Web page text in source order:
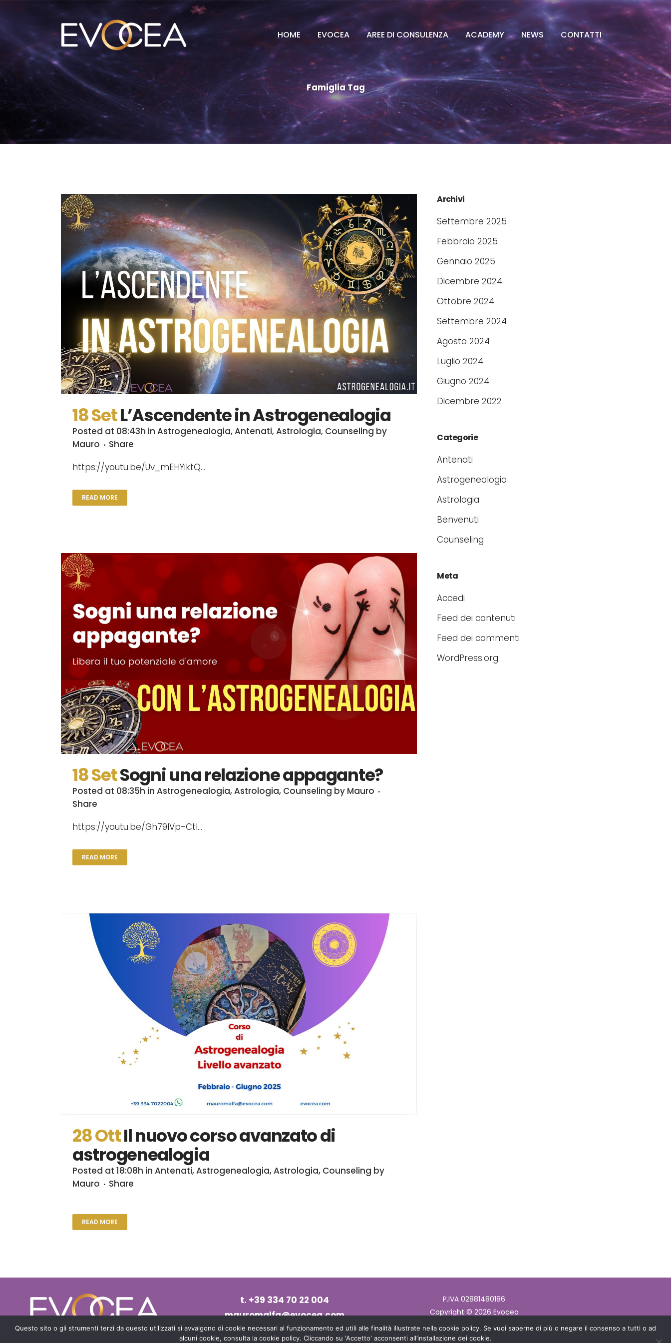
HOME EVOCEA AREE DI CONSULENZA ACADEMY NEWS CONTATTI
Famiglia Tag
18 SetL’Ascendente in Astrogenealogia
Posted at 08:43h in Astrogenealogia,Antenati,Astrologia, Counseling by
Mauro
Share
https://youtu.be/Uv_mEHYiktQ...
READ MORE
18 SetSogni una relazione appagante?
Posted at 08:35h in Astrogenealogia,Astrologia, Counseling by Mauro
Share
https://youtu.be/Gh79IVp-CtI...
READ MORE
28 OttIl nuovo corso avanzato di
astrogenealogia
Posted at 18:08h in Antenati,Astrogenealogia,Astrologia, Counseling by
Mauro
Share
READ MORE
Archivi
Settembre 2025
Febbraio 2025
Gennaio 2025
Dicembre 2024
Ottobre 2024
Settembre 2024
Agosto 2024
Luglio 2024
Giugno 2024
Dicembre 2022
Categorie
Antenati
Astrogenealogia
Astrologia
Benvenuti
Counseling
Meta
Accedi
Feed dei contenuti
Feed dei commenti
WordPress.org
t. +39 334 70 22 004
mauromalfa@evocea.com
P.IVA 02881480186
Copyright © 2026 Evocea
Questo sito o gli strumenti terzi da questo utilizzati si avvalgono di cookie necessari al funzionamento ed utili alle finalità illustrate nella cookie policy. Se vuoi saperne di più o negare il consenso a tutti o ad
alcuni cookie, consulta la cookie policy. Cliccando su 'Accetto' acconsenti all’installazione dei cookie.